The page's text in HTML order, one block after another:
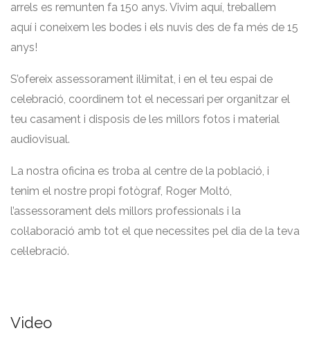
arrels es remunten fa 150 anys. Vivim aquí, treballem
aquí i coneixem les bodes i els nuvis des de fa més de 15
anys!
S’ofereix assessorament il·limitat, i en el teu espai de
celebració, coordinem tot el necessari per organitzar el
teu casament i disposis de les millors fotos i material
audiovisual.
La nostra oficina es troba al centre de la població, i
tenim el nostre propi fotògraf, Roger Moltó,
l’assessorament dels millors professionals i la
col·laboració amb tot el que necessites pel dia de la teva
cel·lebració.
Video